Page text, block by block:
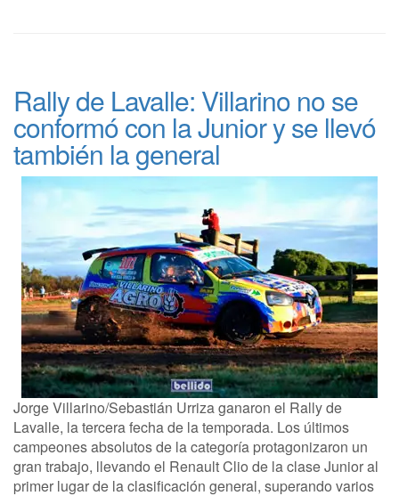
Rally de Lavalle: Villarino no se
conformó con la Junior y se llevó
también la general
Jorge Villarino/Sebastián Urriza ganaron el Rally de
Lavalle, la tercera fecha de la temporada. Los últimos
campeones absolutos de la categoría protagonizaron un
gran trabajo, llevando el Renault Clio de la clase Junior al
primer lugar de la clasificación general, superando varios